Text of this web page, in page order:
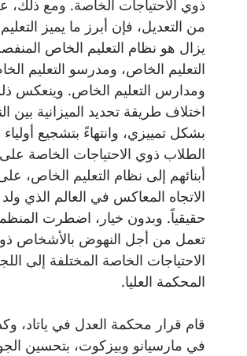
ذوي الاحتياجات الخاصة. ومع ذلك،
من التعديل، فإن أبرز ما يميز
يزال هو نظام التعليم الخاص
التعليم الخاص، ومدرسو التعليم
ومدارس التعليم الخاص. وينعكس
اختلاف طريقة تحديد الميزانية بين
بشكل تمييزي، وانتهاءً بتشجيع أولياء
الطلاب ذوي الاحتياجات الخاصة
أبنائهم إلى نظام التعليم الخاص،
الاتجاه المعاكس في العالم الذي
حقيقياً. وبدون خيار، اضطرت
تعمل من أجل النهوض بالأشخاص
الاحتياجات الخاصة المختلفة إلى
المحكمة العليا.
قام قرار محكمة العدل في ياتاد،
في مارسيانو وبيزكوت، بتحسين